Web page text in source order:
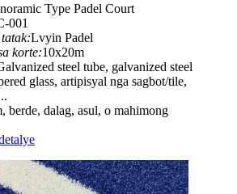
Type Padel Court
001
Lvyin Padel
korte:10x20m
steel tube, galvanized steel
glass, artipisyal nga sagbot/tile,
berde, dalag, asul, o mahimong